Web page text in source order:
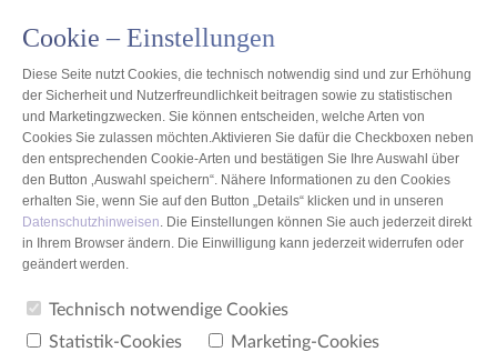
Cookie – Einstellungen
Diese Seite nutzt Cookies, die technisch notwendig sind und zur Erhöhung
der Sicherheit und Nutzerfreundlichkeit beitragen sowie zu statistischen
und Marketingzwecken. Sie können entscheiden, welche Arten von
Cookies Sie zulassen möchten.Aktivieren Sie dafür die Checkboxen neben
den entsprechenden Cookie-Arten und bestätigen Sie Ihre Auswahl über
den Button ‚Auswahl speichern“. Nähere Informationen zu den Cookies
erhalten Sie, wenn Sie auf den Button „Details“ klicken und in unseren
Datenschutzhinweisen. Die Einstellungen können Sie auch jederzeit direkt
in Ihrem Browser ändern. Die Einwilligung kann jederzeit widerrufen oder
geändert werden.
Technisch notwendige Cookies
Statistik-Cookies
Marketing-Cookies
TRICOMED SA
ADRESSE
Polen